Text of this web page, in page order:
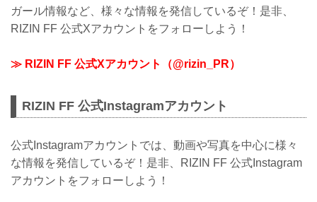
ガール情報など、様々な情報を発信しているぞ！是非、
RIZIN FF 公式Xアカウントをフォローしよう！
≫ RIZIN FF 公式Xアカウント（@rizin_PR）
RIZIN FF 公式Instagramアカウント
公式Instagramアカウントでは、動画や写真を中心に様々
な情報を発信しているぞ！是非、RIZIN FF 公式Instagram
アカウントをフォローしよう！